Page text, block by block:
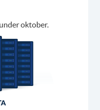
oktober.